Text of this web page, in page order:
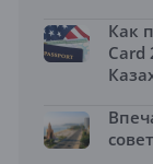
Как
Card